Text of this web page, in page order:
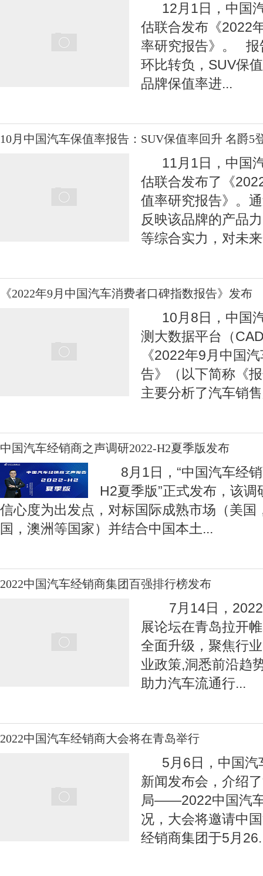
12月1日，中国
估联合发布《2022
率研究报告》。 报
环比转负，SUV保
品牌保值率进...
10月中国汽车保值率报告：SUV保值率回升 名爵5
11月1日，中国
估联合发布了《
值率研究报告》。
反映该品牌的产品
等综合实力，对未
《2022年9月中国汽车消费者口碑指数报告》发布
10月8日，中国
测大数据平台（
《2022年9月中国
告》（以下简称《
主要分析了汽车销
中国汽车经销商之声调研2022-H2夏季版发布
8月1日，“中国汽车经
H2夏季版”正式发布，该
信心度为出发点，对标国际成熟市场（美国
国，澳洲等国家）并结合中国本土...
2022中国汽车经销商集团百强排行榜发布
7月14日，2022
展论坛在青岛拉开
全面升级，聚焦行
业政策,洞悉前沿趋
助力汽车流通行...
2022中国汽车经销商大会将在青岛举行
5月6日，中国汽
新闻发布会，介绍
局——2022中国汽
况，大会将邀请中
经销商集团于5月26